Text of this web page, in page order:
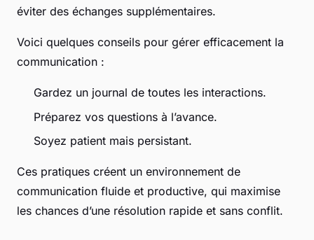
éviter des échanges supplémentaires.
Voici quelques conseils pour gérer efficacement la
communication :
Gardez un journal de toutes les interactions.
Préparez vos questions à l’avance.
Soyez patient mais persistant.
Ces pratiques créent un environnement de
communication fluide et productive, qui maximise
les chances d’une résolution rapide et sans conflit.